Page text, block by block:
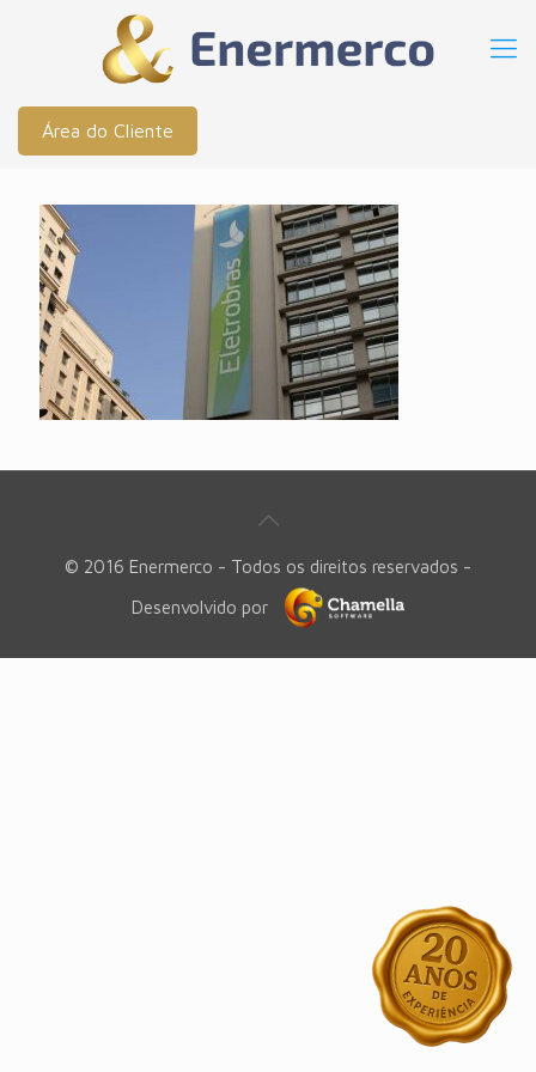
Área do Cliente
© 2016 Enermerco - Todos os direitos reservados -
Desenvolvido por